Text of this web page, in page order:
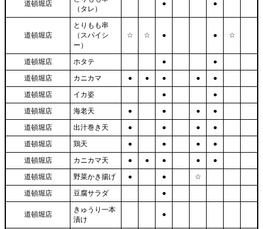
道頓堀店
（タレ）
● ●
道頓堀店
とりもも串
（スパイシ
ー）
☆ ☆ ● ● ☆
道頓堀店 ホタテ ●
●
道頓堀店
カニカマ ● ● ● ●
●
道頓堀店
イカ姿 ●
●
道頓堀店
海老天 ● ● ●
●
道頓堀店
出汁巻き天 ● ● ●
●
道頓堀店
鶏天 ● ● ●
●
道頓堀店
カニカマ天 ● ● ● ●
●
道頓堀店
野菜かき揚げ ● ●
☆
道頓堀店
豆腐サラダ ●
道頓堀店
きゅうり一本
漬け
●